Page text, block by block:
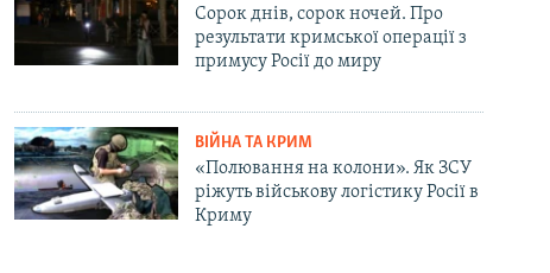
Сорок днів, сорок ночей. Про
результати кримської операції з
примусу Росії до миру
ВІЙНА ТА КРИМ
«Полювання на колони». Як ЗСУ
ріжуть військову логістику Росії в
Криму